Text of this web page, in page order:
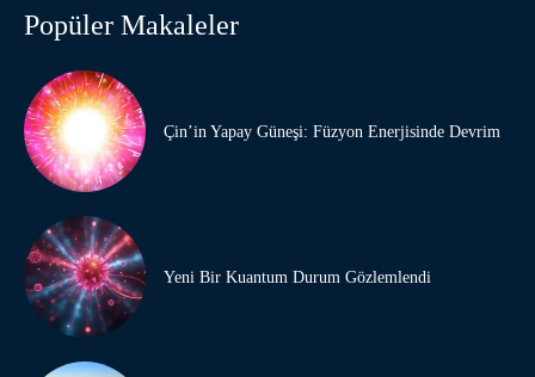
Popüler Makaleler
Çin’in Yapay Güneşi: Füzyon Enerjisinde Devrim
Yeni Bir Kuantum Durum Gözlemlendi